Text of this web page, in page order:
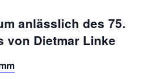
anlässlich des 75.
von Dietmar Linke